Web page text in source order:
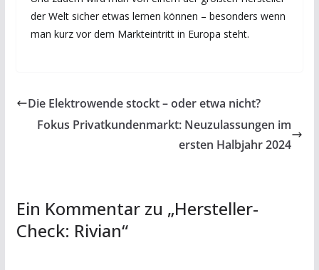
der Welt sicher etwas lernen können – besonders wenn
man kurz vor dem Markteintritt in Europa steht.
Die Elektrowende stockt – oder etwa nicht?
Fokus Privatkundenmarkt: Neuzulassungen im
ersten Halbjahr 2024
Ein Kommentar zu „Hersteller-
Check: Rivian“